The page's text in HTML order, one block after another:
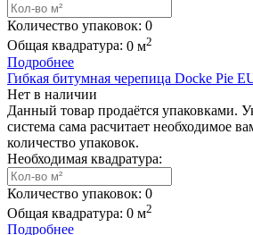
Количество упаковок: 0
Общая квадратура: 0 м2
Подробнее
Гибкая битумная черепица Docke Pie
Нет в наличии
Данный товар продаётся упаковками.
система сама расчитает необходимое
количество упаковок.
Необходимая квадратура:
Количество упаковок: 0
Общая квадратура: 0 м2
Подробнее